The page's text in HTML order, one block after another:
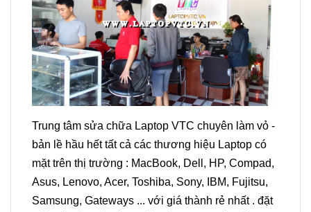
Trung tâm sửa chữa Laptop VTC chuyên làm vỏ -
bản lề hầu hết tất cả các thương hiệu Laptop có
mặt trên thị trường : MacBook, Dell, HP, Compad,
Asus, Lenovo, Acer, Toshiba, Sony, IBM, Fujitsu,
Samsung, Gateways ... với giá thành rẻ nhất . đặt